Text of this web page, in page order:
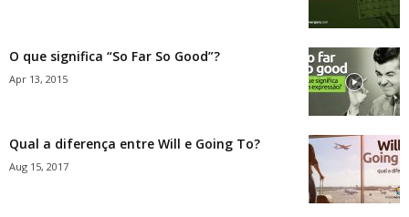
O que significa “So Far So Good”?
Apr 13, 2015
Qual a diferença entre Will e Going To?
Aug 15, 2017